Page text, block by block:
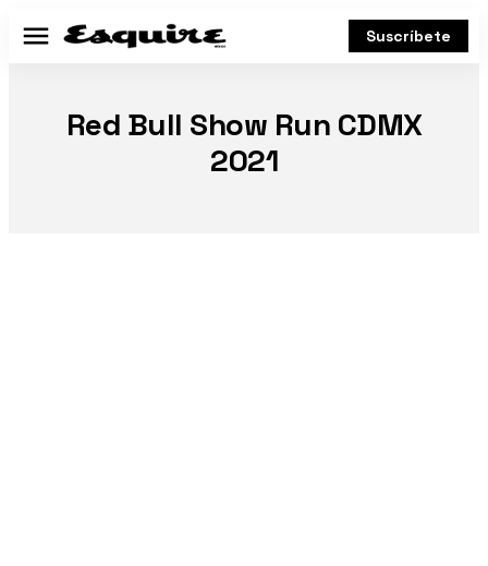
Menú Suscríbete
Red Bull Show Run CDMX
2021